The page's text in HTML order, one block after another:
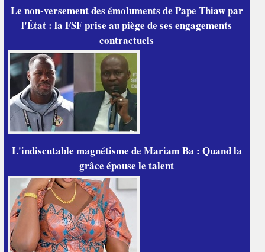
Le non-versement des émoluments de Pape Thiaw par
l'État : la FSF prise au piège de ses engagements
contractuels
L'indiscutable magnétisme de Mariam Ba : Quand la
grâce épouse le talent